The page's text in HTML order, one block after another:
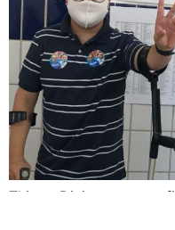
Thiago Diniz vota e